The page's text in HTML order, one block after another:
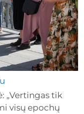
„Vertingas tik
visų epochų